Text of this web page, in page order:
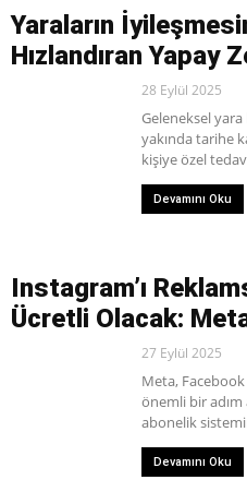
Yaraların
Hızlandıran Yapay
28 Eylül 2025
Geleneksel
yakında tarihe
kişiye özel
Devamını Oku
Instagram’ı
Ücretli Olacak:
27 Eylül 2025
Meta, Facebook
önemli bir adım
abonelik
Devamını Oku